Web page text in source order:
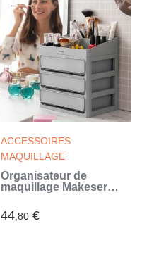
ACCESSOIRES
MAQUILLAGE
Organisateur de
maquillage Makeser
44,80 €